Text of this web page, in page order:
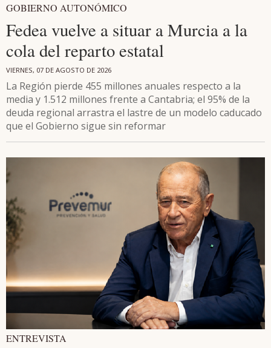
GOBIERNO AUTONÓMICO
Fedea vuelve a situar a Murcia a la
cola del reparto estatal
VIERNES, 07 DE AGOSTO DE 2026
La Región pierde 455 millones anuales respecto a la
media y 1.512 millones frente a Cantabria; el 95% de la
deuda regional arrastra el lastre de un modelo caducado
que el Gobierno sigue sin reformar
ENTREVISTA